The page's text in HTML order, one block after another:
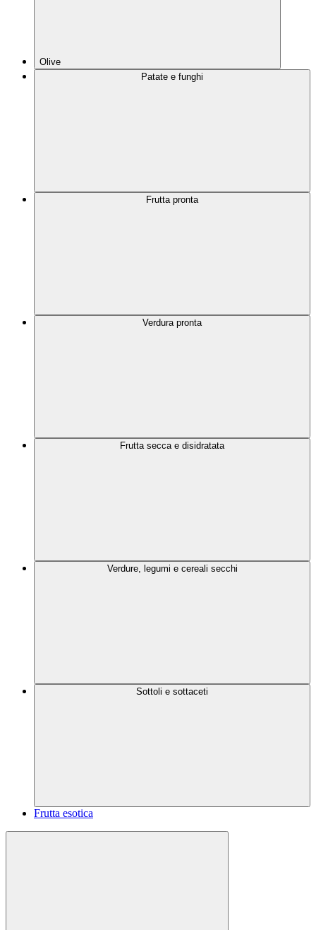
Olive
Patate e funghi
Frutta pronta
Verdura pronta
Frutta secca e disidratata
Verdure, legumi e cereali secchi
Sottoli e sottaceti
Frutta esotica